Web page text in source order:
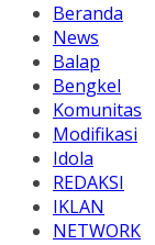
Beranda
News
Balap
Bengkel
Komunitas
Modifikasi
Idola
REDAKSI
IKLAN
NETWORK